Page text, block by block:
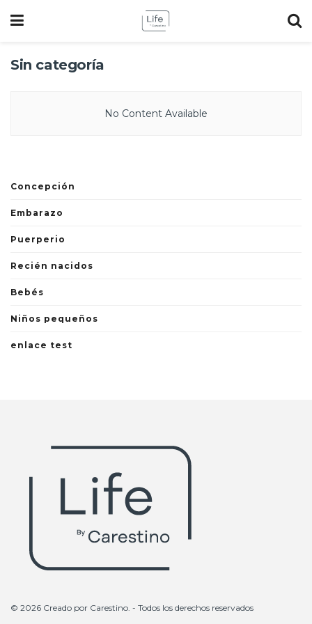
Sin categoría
No Content Available
Concepción
Embarazo
Puerperio
Recién nacidos
Bebés
Niños pequeños
enlace test
© 2026 Creado por Carestino. - Todos los derechos reservados